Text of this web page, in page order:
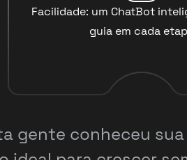
Facilidade: um ChatBot
guia em cada
gente conheceu